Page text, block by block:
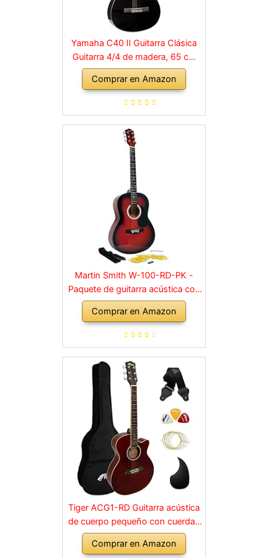
Yamaha C40 II Guitarra Clásica
Guitarra 4/4 de madera, 65 cm
25 9/16”, 6 cuerdas de nylon,
Color Negro (Acabado brillante)
Comprar en Amazon
Martin Smith W-100-RD-PK -
Paquete de guitarra acústica con
cuerdas
Comprar en Amazon
Tiger ACG1-RD Guitarra acústica
de cuerpo pequeño con cuerdas
de acero para principiantes -
Rojo
Comprar en Amazon